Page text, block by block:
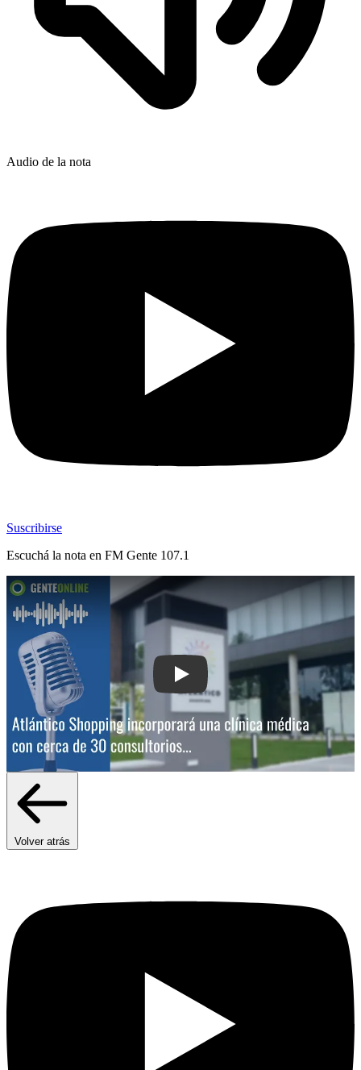
Audio de la nota
Suscribirse
Escuchá la nota en FM Gente 107.1
Play: Atlántico Shopping incorporará
Volver atrás